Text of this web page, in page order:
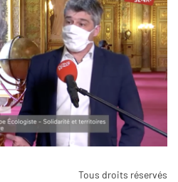
Tous droits réservés